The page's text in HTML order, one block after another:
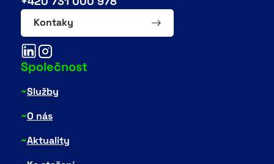
Kontaky
Společnost
~Služby
~O nás
~Aktuality